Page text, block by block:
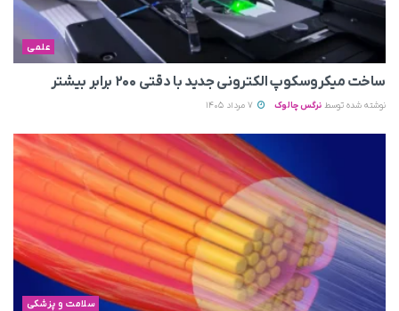
علمی
ساخت میکروسکوپ الکترونی جدید با دقتی ۲۰۰ برابر بیشتر
نوشته شده توسط نرگس چالوک
سلامت و پزشکی